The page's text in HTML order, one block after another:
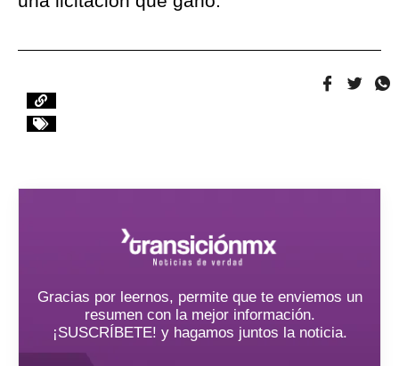
Gracias por leernos, permite que te enviemos un
resumen con la mejor información.
¡SUSCRÍBETE! y hagamos juntos la noticia.